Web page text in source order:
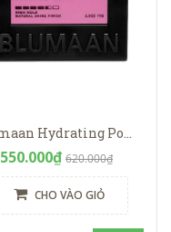
Blumaan Hydrating Pomade
550.000₫ 620.000₫
CHO VÀO GIỎ